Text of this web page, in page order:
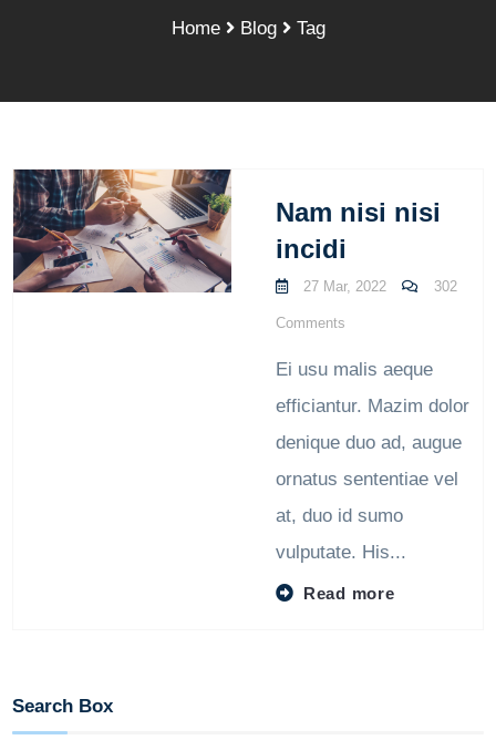
Home Blog Tag
Nam nisi nisi
incidi
27 Mar, 2022 302
Comments
Ei usu malis aeque
efficiantur. Mazim dolor
denique duo ad, augue
ornatus sententiae vel
at, duo id sumo
vulputate. His...
Read more
Search Box